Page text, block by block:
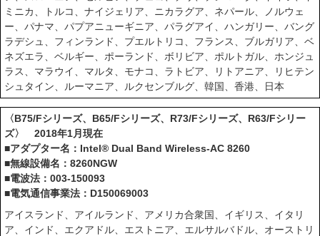
ミニカ、トルコ、ナイジェリア、ニカラグア、ネパール、ノルウェ
ー、パナマ、パプアニューギニア、パラグアイ、ハンガリー、バング
ラデシュ、フィンランド、プエルトリコ、フランス、ブルガリア、ベ
ネズエラ、ベルギー、ポーランド、ボリビア、ポルトガル、ホンジュ
ラス、マラウイ、マルタ、モナコ、ラトビア、リトアニア、リヒテン
シュタイン、ルーマニア、ルクセンブルグ、韓国、香港、日本
〈B75/Fシリーズ、B65/Fシリーズ、R73/Fシリーズ、R63/Fシリー
ズ〉 2018年1月現在
■アダプター名：Intel® Dual Band Wireless-AC 8260
■無線設備名：8260NGW
■電波法：003-150093
■電気通信事業法：D150069003
アイスランド、アイルランド、アメリカ合衆国、イギリス、イタリ
ア、インド、エクアドル、エストニア、エルサルバドル、オーストリ